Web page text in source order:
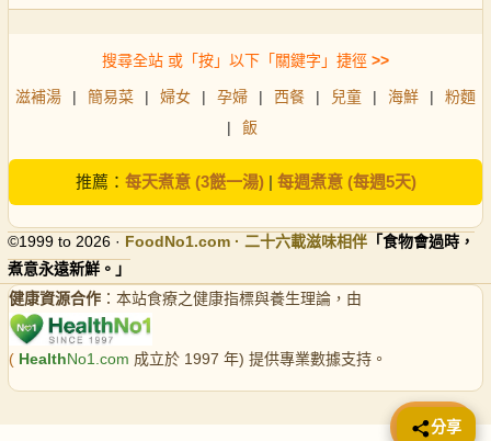
搜尋全站 或「按」以下「關鍵字」捷徑 >>
滋補湯 | 簡易菜 | 婦女 | 孕婦 | 西餐 | 兒童 | 海鮮 |
粉麵
|
飯
推薦： 每天煮意 (3餸一湯)| 每週煮意 (每週5天)
©1999 to 2026 · FoodNo1.com · 二十六載滋味相伴 「食物會過時，
煮意永遠新鮮。」
健康資源合作 ：本站食療之健康指標與養生理論，由
( HealthNo1.com 成立於 1997 年) 提供專業數據支持。
📤 分享
分享